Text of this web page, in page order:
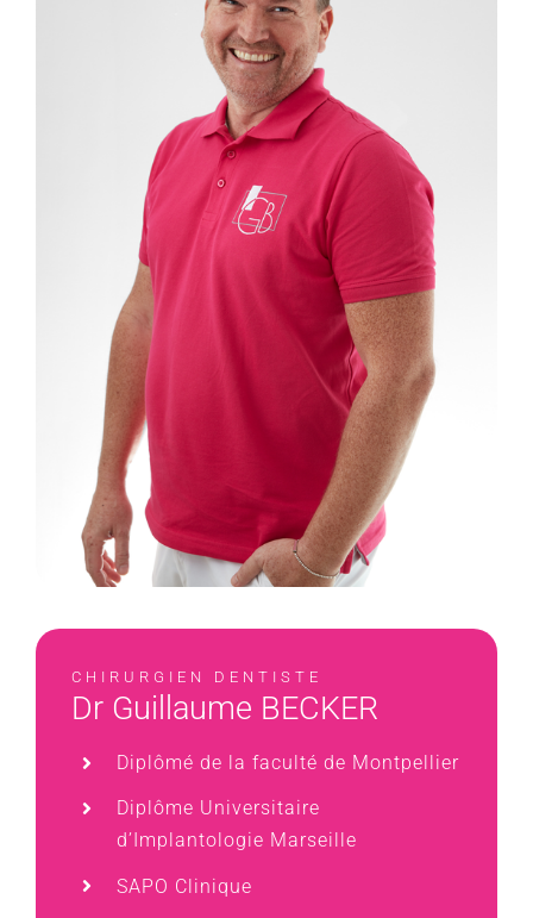
CHIRURGIEN DENTISTE
Dr Guillaume BECKER
Diplômé de la faculté de Montpellier
Diplôme Universitaire
d’Implantologie Marseille
SAPO Clinique